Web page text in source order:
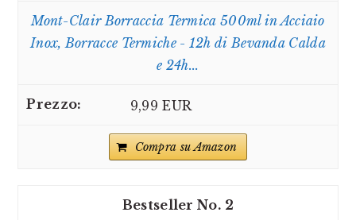
Mont-Clair Borraccia Termica 500ml in Acciaio
Inox, Borracce Termiche - 12h di Bevanda Calda
e 24h...
9,99 EUR
Compra su Amazon
2